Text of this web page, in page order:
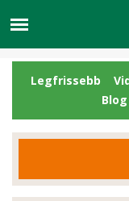
Legfrissebb
Blog